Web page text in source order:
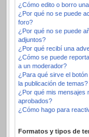
¿Cómo edito o borro
¿Por qué no se puede
foro?
¿Por qué no se puede
adjuntos?
¿Por qué recibí una
¿Cómo se puede
a un moderador?
¿Para qué sirve el
la publicación de temas?
¿Por qué mis mensajes
aprobados?
¿Cómo hago para
Formatos y tipos de